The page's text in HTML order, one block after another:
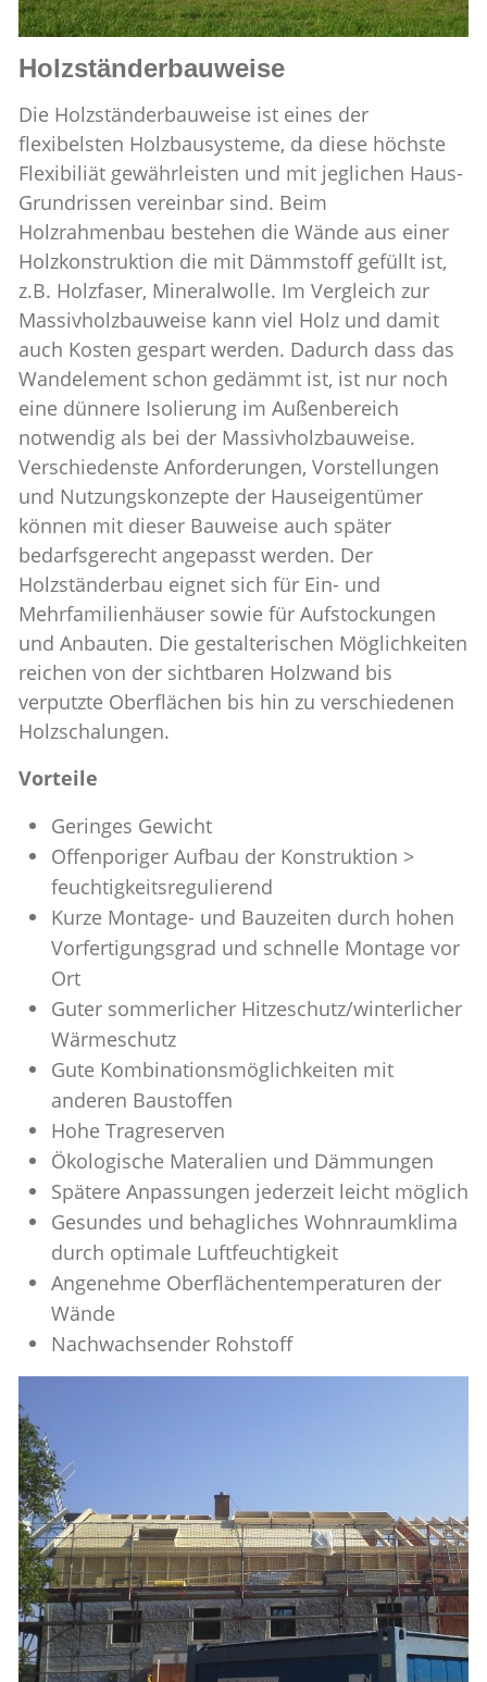
Holzständerbauweise
Die Holzständerbauweise ist eines der
flexibelsten Holzbausysteme, da diese höchste
Flexibiliät gewährleisten und mit jeglichen Haus-
Grundrissen vereinbar sind. Beim
Holzrahmenbau bestehen die Wände aus einer
Holzkonstruktion die mit Dämmstoff gefüllt ist,
z.B. Holzfaser, Mineralwolle. Im Vergleich zur
Massivholzbauweise kann viel Holz und damit
auch Kosten gespart werden. Dadurch dass das
Wandelement schon gedämmt ist, ist nur noch
eine dünnere Isolierung im Außenbereich
notwendig als bei der Massivholzbauweise.
Verschiedenste Anforderungen, Vorstellungen
und Nutzungskonzepte der Hauseigentümer
können mit dieser Bauweise auch später
bedarfsgerecht angepasst werden. Der
Holzständerbau eignet sich für Ein- und
Mehrfamilienhäuser sowie für Aufstockungen
und Anbauten. Die gestalterischen Möglichkeiten
reichen von der sichtbaren Holzwand bis
verputzte Oberflächen bis hin zu verschiedenen
Holzschalungen.
Vorteile
Geringes Gewicht
Offenporiger Aufbau der Konstruktion >
feuchtigkeitsregulierend
Kurze Montage- und Bauzeiten durch hohen
Vorfertigungsgrad und schnelle Montage vor
Ort
Guter sommerlicher Hitzeschutz/winterlicher
Wärmeschutz
Gute Kombinationsmöglichkeiten mit
anderen Baustoffen
Hohe Tragreserven
Ökologische Materalien und Dämmungen
Spätere Anpassungen jederzeit leicht möglich
Gesundes und behagliches Wohnraumklima
durch optimale Luftfeuchtigkeit
Angenehme Oberflächentemperaturen der
Wände
Nachwachsender Rohstoff